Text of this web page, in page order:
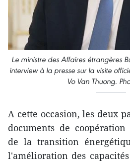
Le ministre des Affaires étrangères
interview à la presse sur la visite
Vo Van Thuong.
A cette occasion, les deux
documents de
de la transition
l'amélioration des